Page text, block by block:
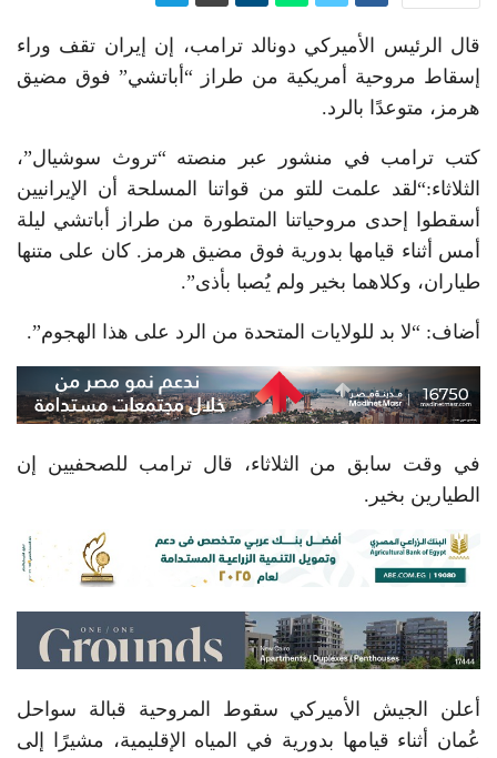
قال الرئيس الأميركي دونالد ترامب، إن إيران تقف وراء
إسقاط مروحية أمريكية من طراز “أباتشي” فوق مضيق
هرمز، متوعدًا بالرد.
كتب ترامب في منشور عبر منصته “تروث سوشيال”،
الثلاثاء:“لقد علمت للتو من قواتنا المسلحة أن الإيرانيين
أسقطوا إحدى مروحياتنا المتطورة من طراز أباتشي ليلة
أمس أثناء قيامها بدورية فوق مضيق هرمز. كان على متنها
طياران، وكلاهما بخير ولم يُصبا بأذى”.
أضاف: “لا بد للولايات المتحدة من الرد على هذا الهجوم”.
في وقت سابق من الثلاثاء، قال ترامب للصحفيين إن
الطيارين بخير.
أعلن الجيش الأميركي سقوط المروحية قبالة سواحل
عُمان أثناء قيامها بدورية في المياه الإقليمية، مشيرًا إلى